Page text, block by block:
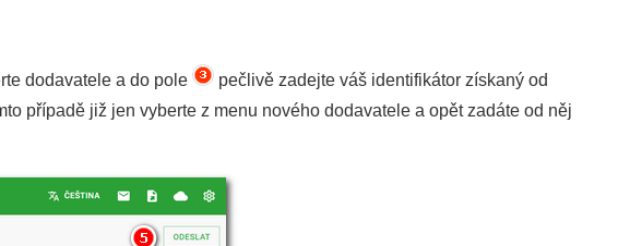
dodavatele a do pole
pečlivě zadejte váš identifikátor získaný od
případě již jen vyberte z menu nového dodavatele a opět zadáte od něj